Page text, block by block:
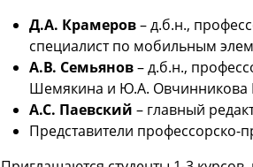
Д.А. Крамеров– д.б.н.,
специалист по мобильным
А.В. Семьянов– д.б.н.,
Шемякина и Ю.А. Овчинникова
А.С. Паевский – главный
Представители профессорско-